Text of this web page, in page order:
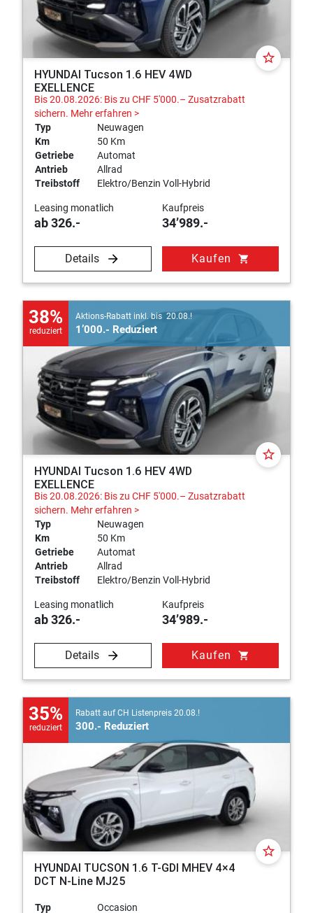
star_border
HYUNDAI Tucson 1.6 HEV 4WD
EXELLENCE
Bis 20.08.2026: Bis zu CHF 5'000.– Zusatzrabatt
sichern. Mehr erfahren >
Typ
Neuwagen
Km
50 Km
Getriebe
Automat
Antrieb
Allrad
Treibstoff
Elektro/Benzin Voll-Hybrid
Leasing monatlich
ab 326.-
Kaufpreis
34’989.-
Details Kaufen shopping_cart
38%
reduziert
Aktions-Rabatt inkl. bis 20.08.!
1’000.- Reduziert
star_border
HYUNDAI Tucson 1.6 HEV 4WD
EXELLENCE
Bis 20.08.2026: Bis zu CHF 5'000.– Zusatzrabatt
sichern. Mehr erfahren >
Typ
Neuwagen
Km
50 Km
Getriebe
Automat
Antrieb
Allrad
Treibstoff
Elektro/Benzin Voll-Hybrid
Leasing monatlich
ab 326.-
Kaufpreis
34’989.-
Details Kaufen shopping_cart
35%
reduziert
Rabatt auf CH Listenpreis 20.08.!
300.- Reduziert
star_border
HYUNDAI TUCSON 1.6 T-GDI MHEV 4×4
DCT N-Line MJ25
Typ Occasion